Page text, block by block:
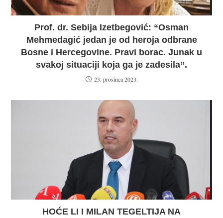
Prof. dr. Sebija Izetbegović: “Osman
Mehmedagić jedan je od heroja odbrane
Bosne i Hercegovine. Pravi borac. Junak u
svakoj situaciji koja ga je zadesila”.
23. prosinca 2023.
HOĆE LI I MILAN TEGELTIJA NA